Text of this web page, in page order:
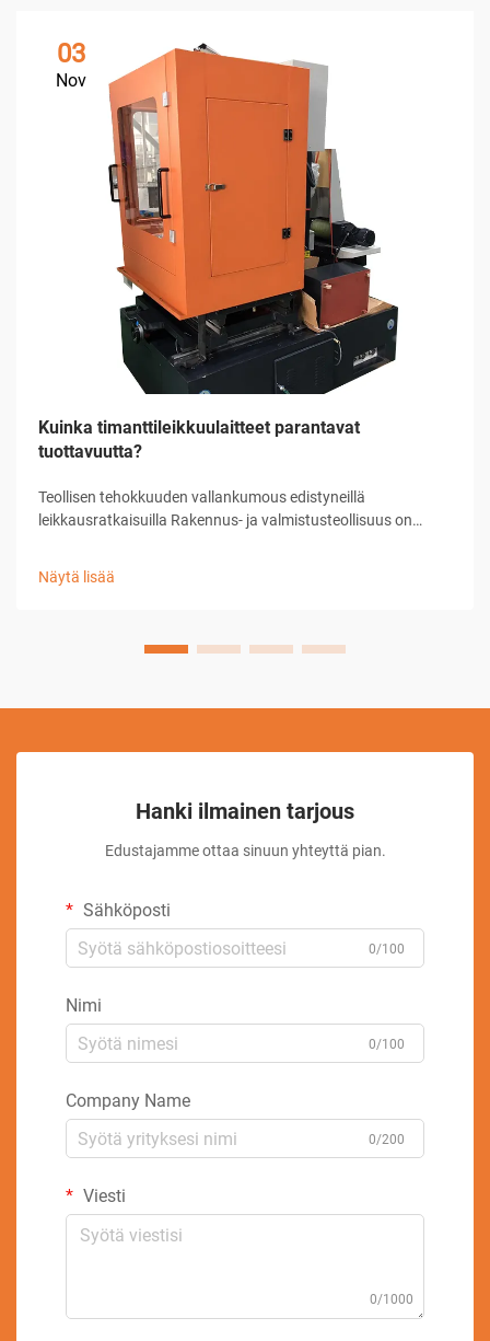
03
Nov
Kuinka timanttileikkuulaitteet parantavat
tuottavuutta?
Teollisen tehokkuuden vallankumous edistyneillä
leikkausratkaisuilla Rakennus- ja valmistusteollisuus on
kehityksessä...
Näytä lisää
Hanki ilmainen tarjous
Edustajamme ottaa sinuun yhteyttä pian.
Sähköposti
0/100
Nimi
0/100
Company Name
0/200
Viesti
0/1000